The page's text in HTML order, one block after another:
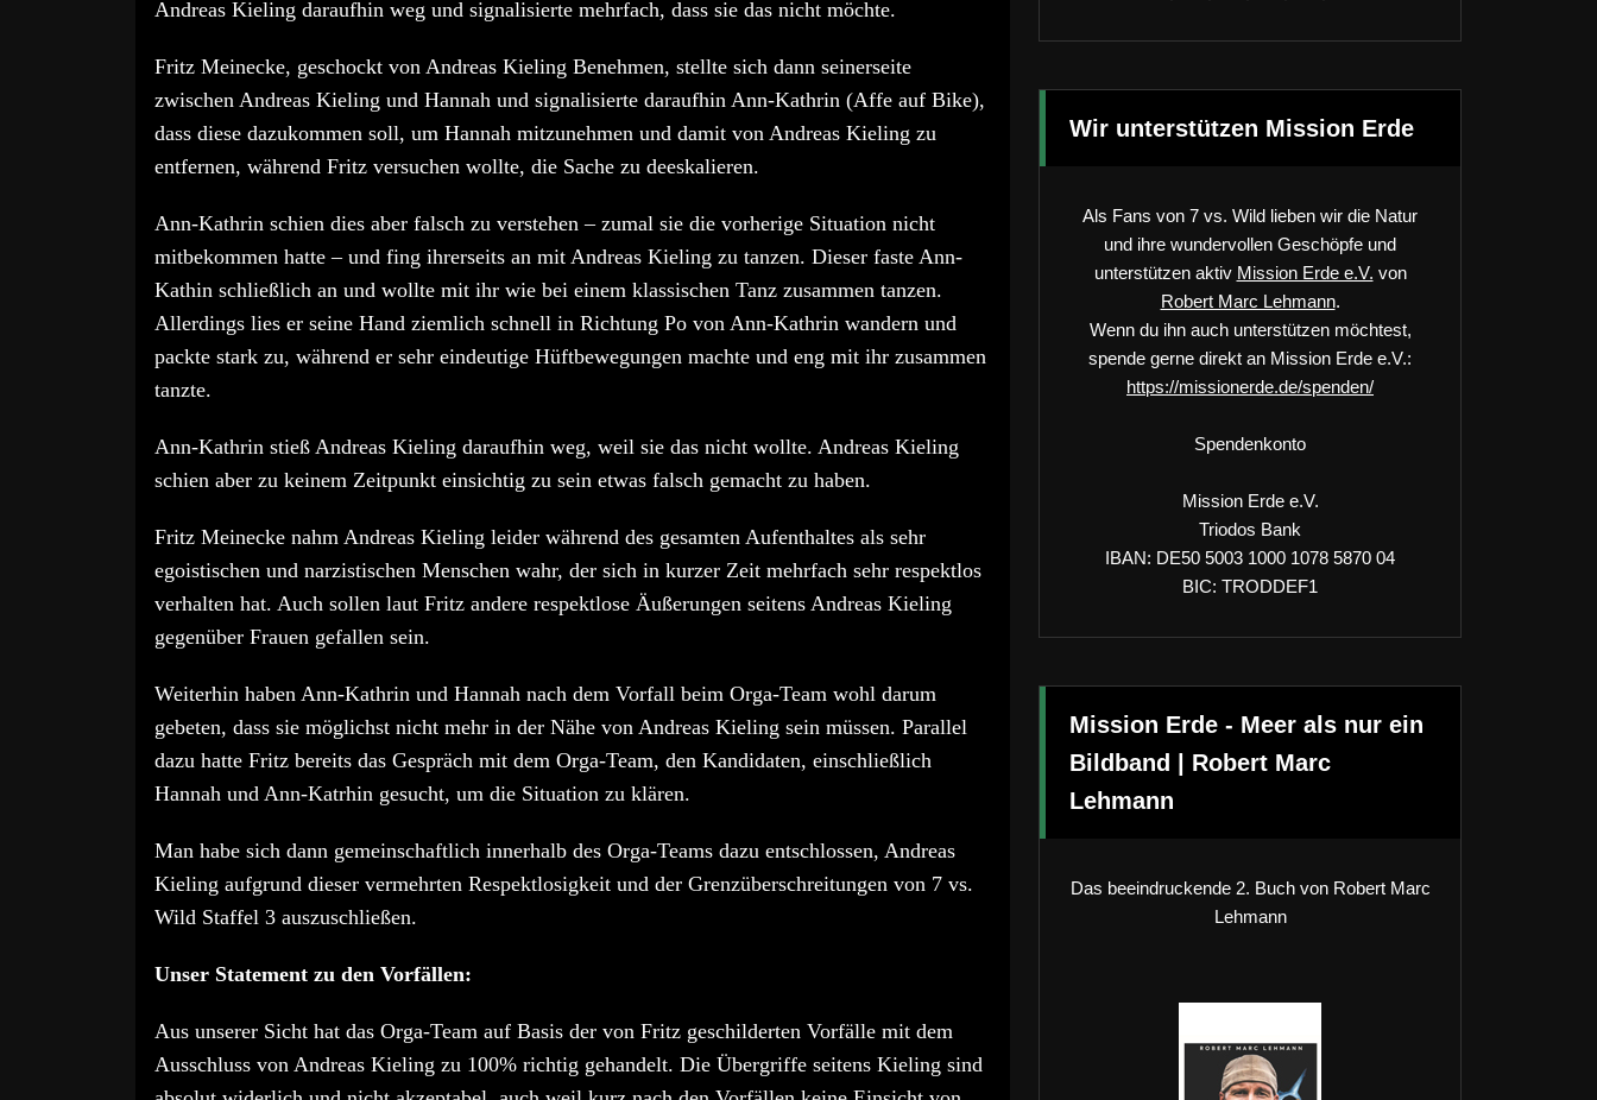
Andreas Kieling daraufhin weg und signalisierte mehrfach, dass sie das nicht möchte.
Fritz Meinecke, geschockt von Andreas Kieling Benehmen, stellte sich dann seinerseite
zwischen Andreas Kieling und Hannah und signalisierte daraufhin Ann-Kathrin (Affe auf Bike),
dass diese dazukommen soll, um Hannah mitzunehmen und damit von Andreas Kieling zu
entfernen, während Fritz versuchen wollte, die Sache zu deeskalieren.
Ann-Kathrin schien dies aber falsch zu verstehen – zumal sie die vorherige Situation nicht
mitbekommen hatte – und fing ihrerseits an mit Andreas Kieling zu tanzen. Dieser faste Ann-
Kathin schließlich an und wollte mit ihr wie bei einem klassischen Tanz zusammen tanzen.
Allerdings lies er seine Hand ziemlich schnell in Richtung Po von Ann-Kathrin wandern und
packte stark zu, während er sehr eindeutige Hüftbewegungen machte und eng mit ihr zusammen
tanzte.
Ann-Kathrin stieß Andreas Kieling daraufhin weg, weil sie das nicht wollte. Andreas Kieling
schien aber zu keinem Zeitpunkt einsichtig zu sein etwas falsch gemacht zu haben.
Fritz Meinecke nahm Andreas Kieling leider während des gesamten Aufenthaltes als sehr
egoistischen und narzistischen Menschen wahr, der sich in kurzer Zeit mehrfach sehr respektlos
verhalten hat. Auch sollen laut Fritz andere respektlose Äußerungen seitens Andreas Kieling
gegenüber Frauen gefallen sein.
Weiterhin haben Ann-Kathrin und Hannah nach dem Vorfall beim Orga-Team wohl darum
gebeten, dass sie möglichst nicht mehr in der Nähe von Andreas Kieling sein müssen. Parallel
dazu hatte Fritz bereits das Gespräch mit dem Orga-Team, den Kandidaten, einschließlich
Hannah und Ann-Katrhin gesucht, um die Situation zu klären.
Man habe sich dann gemeinschaftlich innerhalb des Orga-Teams dazu entschlossen, Andreas
Kieling aufgrund dieser vermehrten Respektlosigkeit und der Grenzüberschreitungen von 7 vs.
Wild Staffel 3 auszuschließen.
Unser Statement zu den Vorfällen:
Aus unserer Sicht hat das Orga-Team auf Basis der von Fritz geschilderten Vorfälle mit dem
Ausschluss von Andreas Kieling zu 100% richtig gehandelt. Die Übergriffe seitens Kieling sind
Wir unterstützen Mission Erde
Als Fans von 7 vs. Wild lieben wir die Natur
und ihre wundervollen Geschöpfe und
unterstützen aktiv Mission Erde e.V. von
Robert Marc Lehmann.
Wenn du ihn auch unterstützen möchtest,
spende gerne direkt an Mission Erde e.V.:
https://missionerde.de/spenden/
Spendenkonto
Mission Erde e.V.
Triodos Bank
IBAN: DE50 5003 1000 1078 5870 04
BIC: TRODDEF1
Mission Erde - Meer als nur ein
Bildband | Robert Marc
Lehmann
Das beeindruckende 2. Buch von Robert Marc
Lehmann